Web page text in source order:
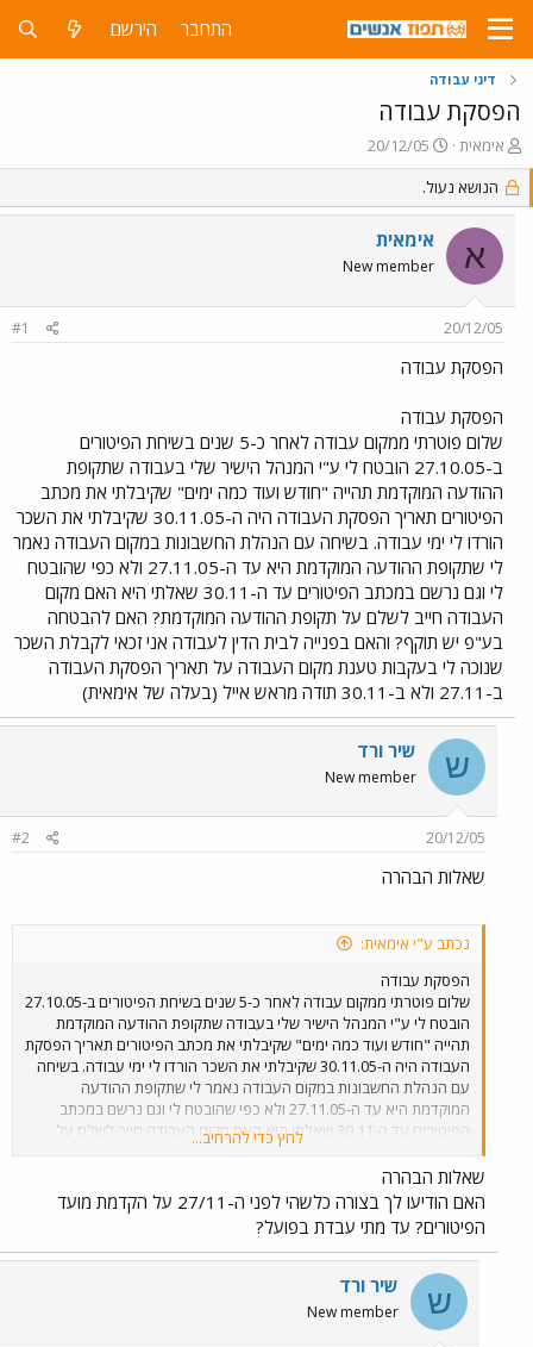
התחבר הירשם
דיני עבודה
הפסקת עבודה
פ
ו
ת
ח
נ
אימאית
פ
ו
ר
ס
ם
ב
ת
ך
20/12/05
הנושא נעול.
א אימאית
New member
20/12/05
#1
הפסקת עבודה
הפסקת עבודה
שלום פוטרתי ממקום עבודה לאחר כ-5 שנים בשיחת הפיטורים
ב-27.10.05 הובטח לי ע"י המנהל הישיר שלי בעבודה שתקופת
ההודעה המוקדמת תהייה "חודש ועוד כמה ימים" שקיבלתי את מכתב
הפיטורים תאריך הפסקת העבודה היה ה-30.11.05 שקיבלתי את השכר
הורדו לי ימי עבודה. בשיחה עם הנהלת החשבונות במקום העבודה נאמר
לי שתקופת ההודעה המוקדמת היא עד ה-27.11.05 ולא כפי שהובטח
לי וגם נרשם במכתב הפיטורים עד ה-30.11 שאלתי היא האם מקום
העבודה חייב לשלם על תקופת ההודעה המוקדמת? האם להבטחה
בע"פ יש תוקף? והאם בפנייה לבית הדין לעבודה אני זכאי לקבלת השכר
שנוכה לי בעקבות טענת מקום העבודה על תאריך הפסקת העבודה
ב-27.11 ולא ב-30.11 תודה מראש אייל (בעלה של אימאית)
ש שיר ורד
New member
20/12/05
#2
שאלות הבהרה
נכתב ע"י אימאית:
הפסקת עבודה
שלום פוטרתי ממקום עבודה לאחר כ-5 שנים בשיחת הפיטורים ב-27.10.05
הובטח לי ע"י המנהל הישיר שלי בעבודה שתקופת ההודעה המוקדמת
תהייה "חודש ועוד כמה ימים" שקיבלתי את מכתב הפיטורים תאריך הפסקת
העבודה היה ה-30.11.05 שקיבלתי את השכר הורדו לי ימי עבודה. בשיחה
עם הנהלת החשבונות במקום העבודה נאמר לי שתקופת ההודעה
המוקדמת היא עד ה-27.11.05 ולא כפי שהובטח לי וגם נרשם במכתב
הפיטורים עד ה-30.11 שאלתי היא האם מקום העבודה חייב לשלם על
תקופת ההודעה המוקדמת? האם להבטחה בע"פ יש תוקף? והאם בפנייה
לבית הדין לעבודה אני זכאי לקבלת השכר שנוכה לי בעקבות טענת מקום
העבודה על תאריך הפסקת העבודה ב-27.11 ולא ב-30.11 תודה מראש
אייל (בעלה של אימאית)
לחץ כדי להרחיב...
שאלות הבהרה
האם הודיעו לך בצורה כלשהי לפני ה-27/11 על הקדמת מועד
הפיטורים? עד מתי עבדת בפועל?
ש שיר ורד
New member